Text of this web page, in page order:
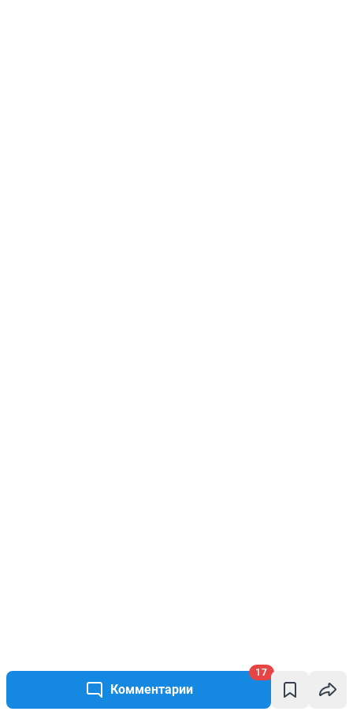
Комментарии
17